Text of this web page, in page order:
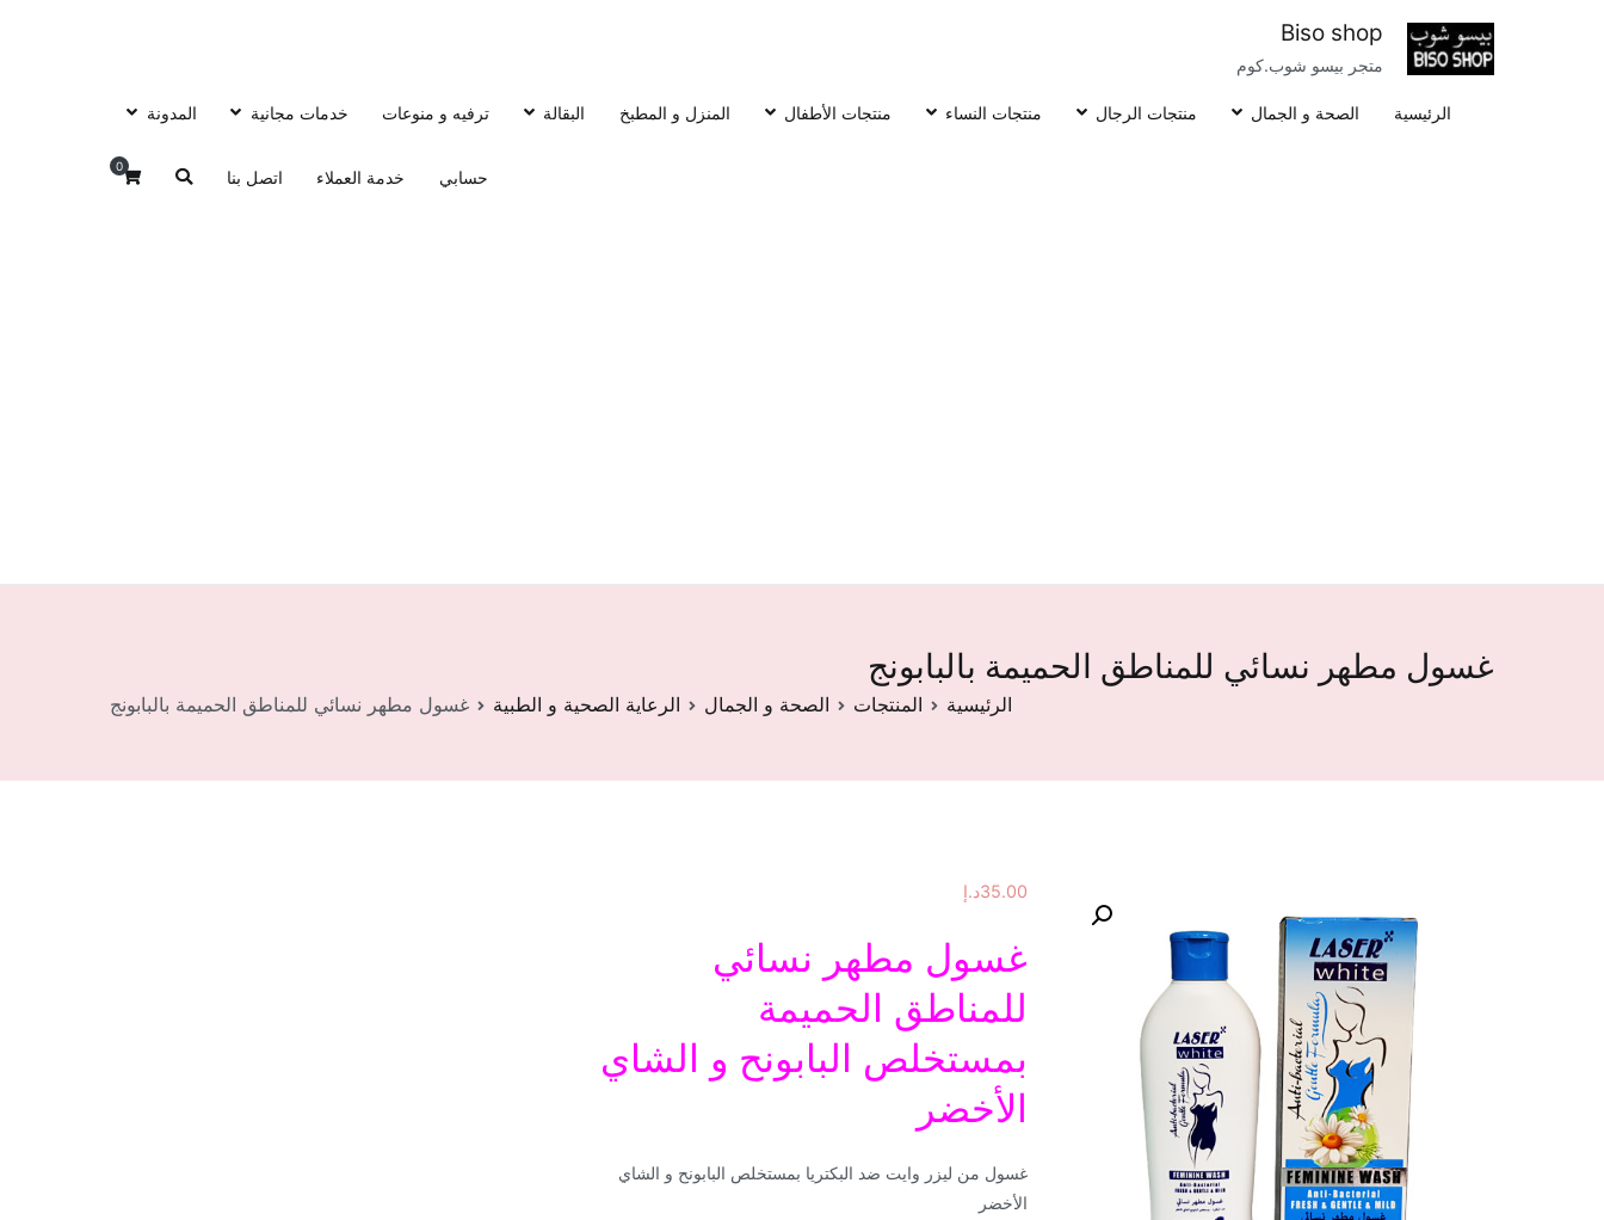
Biso shop
متجر بيسو شوب.كوم
الرئيسية الصحة و الجمال منتجات الرجال منتجات النساء منتجات الأطفال المنزل و المطبخ البقالة ترفيه و منوعات خدمات مجانية المدونة
حسابي خدمة العملاء اتصل بنا
0
غسول مطهر نسائي للمناطق الحميمة بالبابونج
الرئيسية المنتجات الصحة و الجمال الرعاية الصحية و الطبية غسول مطهر نسائي للمناطق الحميمة بالبابونج
35.00د.إ
غسول مطهر نسائي
للمناطق الحميمة
بمستخلص البابونح و الشاي
الأخضر
غسول من ليزر وايت ضد البكتريا بمستخلص البابونح و الشاي
الأخضر